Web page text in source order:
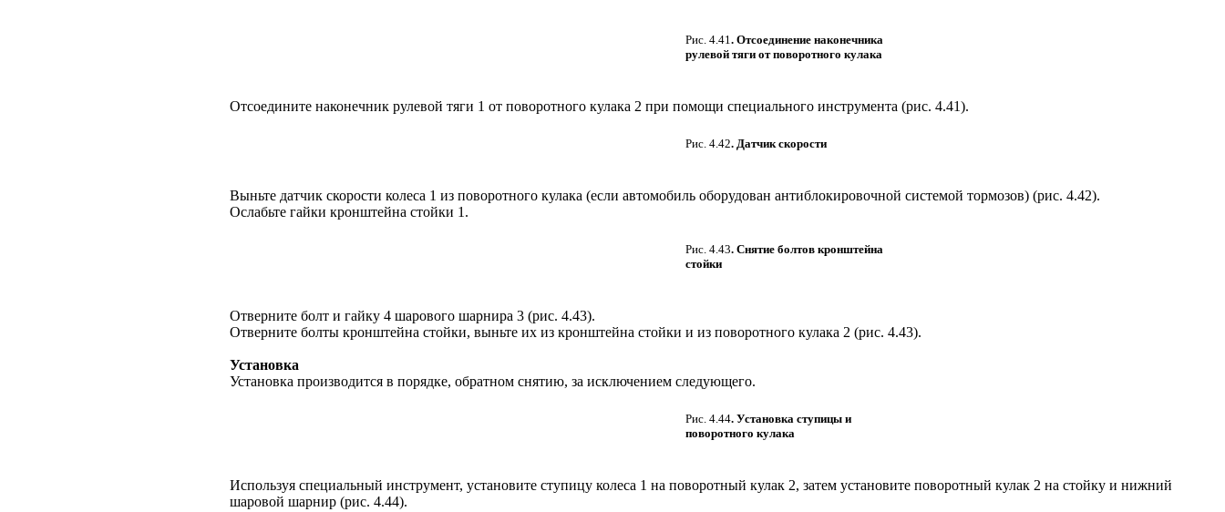
Рис. 4.41. Отсоединение наконечника
рулевой тяги от поворотного кулака
Отсоедините наконечник рулевой тяги 1 от поворотного кулака 2 при помощи специального инструмента (рис. 4.41).
Рис. 4.42. Датчик скорости
Выньте датчик скорости колеса 1 из поворотного кулака (если автомобиль оборудован антиблокировочной системой тормозов) (рис. 4.42).
Ослабьте гайки кронштейна стойки 1.
Рис. 4.43. Снятие болтов кронштейна
стойки
Отверните болт и гайку 4 шарового шарнира 3 (рис. 4.43).
Отверните болты кронштейна стойки, выньте их из кронштейна стойки и из поворотного кулака 2 (рис. 4.43).
Установка
Установка производится в порядке, обратном снятию, за исключением следующего.
Рис. 4.44. Установка ступицы и
поворотного кулака
Используя специальный инструмент, установите ступицу колеса 1 на поворотный кулак 2, затем установите поворотный кулак 2 на стойку и нижний
шаровой шарнир (рис. 4.44).